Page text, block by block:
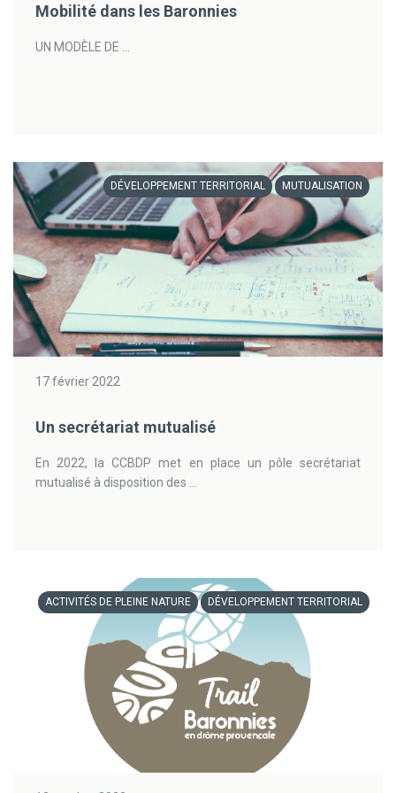
Mobilité dans les Baronnies
UN MODÈLE DE ...
DÉVELOPPEMENT TERRITORIAL MUTUALISATION
17 février 2022
Un secrétariat mutualisé
En 2022, la CCBDP met en place un pôle secrétariat
mutualisé à disposition des ...
ACTIVITÉS DE PLEINE NATURE DÉVELOPPEMENT TERRITORIAL